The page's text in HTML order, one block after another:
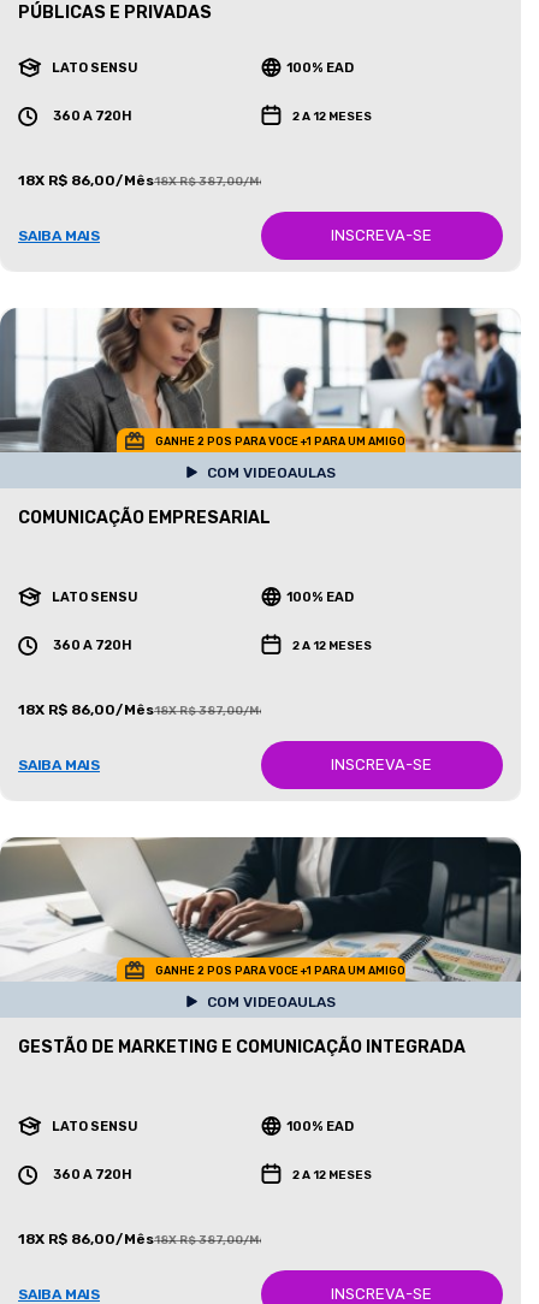
PÚBLICAS E PRIVADAS
LATO SENSU 100% EAD
360 A 720H 2 A 12 MESES
18X R$ 86,00/Mês18X R$ 387,00/Mês
SAIBA MAIS INSCREVA-SE
GANHE 2 POS PARA VOCE +1 PARA UM AMIGO
COM VIDEOAULAS
COMUNICAÇÃO EMPRESARIAL
LATO SENSU 100% EAD
360 A 720H 2 A 12 MESES
18X R$ 86,00/Mês18X R$ 387,00/Mês
SAIBA MAIS INSCREVA-SE
GANHE 2 POS PARA VOCE +1 PARA UM AMIGO
COM VIDEOAULAS
GESTÃO DE MARKETING E COMUNICAÇÃO INTEGRADA
LATO SENSU 100% EAD
360 A 720H 2 A 12 MESES
18X R$ 86,00/Mês18X R$ 387,00/Mês
SAIBA MAIS INSCREVA-SE